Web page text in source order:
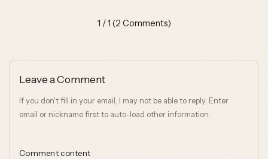
1 / 1 (2 Comments)
Leave a Comment
If you don't fill in your email, I may not be able to reply. Enter
email or nickname first to auto-load other information.
Comment content